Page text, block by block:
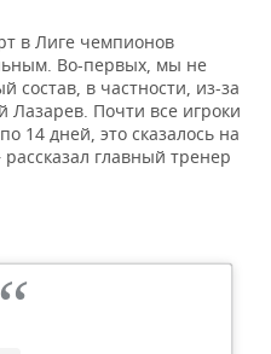
в Лиге чемпионов
Во-первых, мы не
состав, в частности, из-за
Лазарев. Почти все игроки
14 дней, это сказалось на
главный тренер